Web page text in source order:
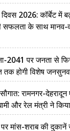
दिवस 2026: कॉर्बेट में
सफलता के साथ मानव-
2041 पर जनता से
होगी विशेष
रामनगर-
और रेल मंत्री ने
पर मांस-शराब की दुकानें